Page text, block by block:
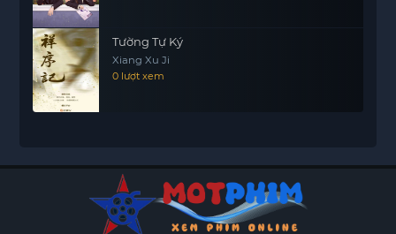
Tường Tự Ký
Xiang Xu Ji
0 lượt xem